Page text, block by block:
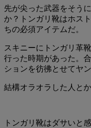
先が尖った武器をそう
か？トンガリ靴はホス
ちの必須アイテムだ。
スキニーにトンガリ革
行った時期があった。
ションを彷彿とせてヤ
結構オラオラした人と
トンガリ靴はダサいと